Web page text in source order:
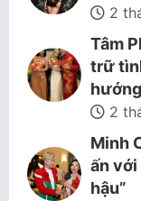
2
Tâm
trữ
2
Minh
ấn với
hậu”